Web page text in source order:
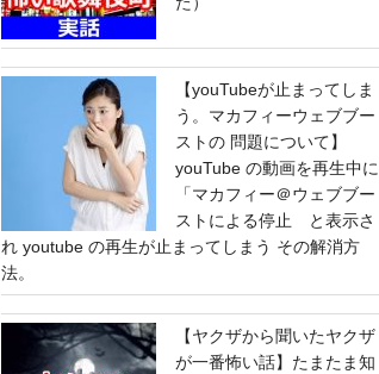
【youTubeが止まってしま
う。マカフィーウェブブー
ストの 問題について】
youTube の動画を再生中に
「マカフィー＠ウェブブー
ストによる停止 と表示さ
れ youtube の再生が止まってしまう その解消方
法。
【ヤクザから聞いたヤクザ
が一番怖い話】たまたま知